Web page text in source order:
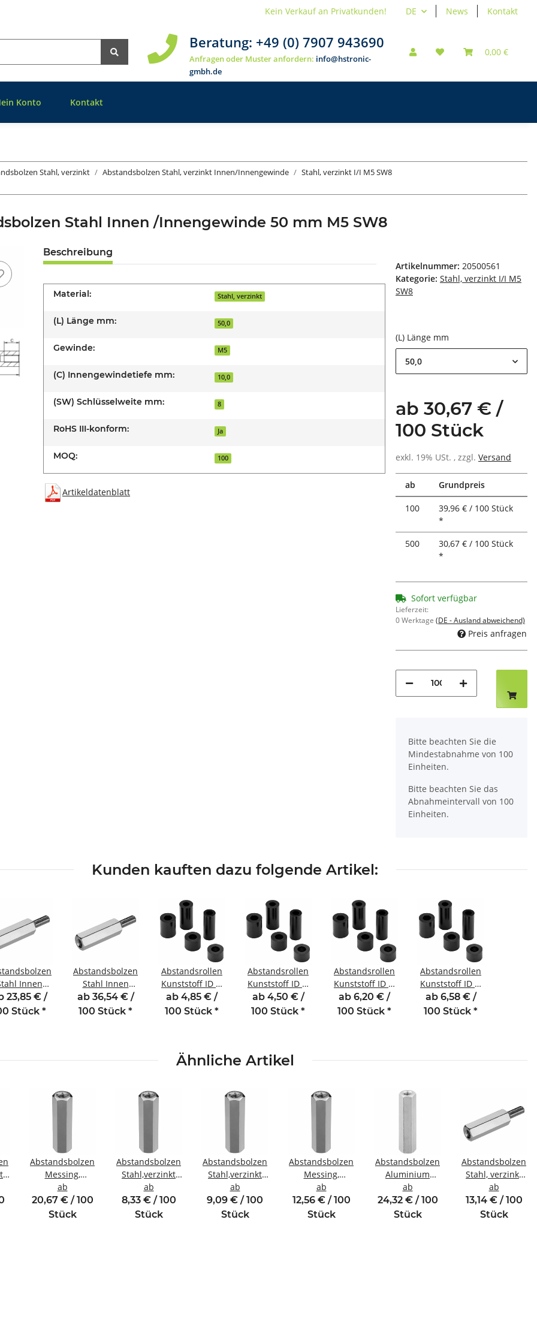
DE News Kontakt
Kein Verkauf an Privatkunden!
Beratung: +49 (0) 7907 943690
Anfragen oder Muster anfordern: info@hstronic-
gmbh.de
0,00 €
Konto Kontakt
Stahl, verzinkt Abstandsbolzen Stahl, verzinkt Innen/Innengewinde
Stahl, verzinkt I/I M5 SW8
Stahl Innen /Innengewinde 50 mm M5 SW8
Beschreibung
Material: Stahl, verzinkt
(L) Länge mm: 50,0
Gewinde: M5
(C) Innengewindetiefe mm: 10,0
(SW) Schlüsselweite mm: 8
RoHS III-konform: Ja
MOQ: 100
Artikeldatenblatt
Artikelnummer: 20500561
Kategorie: Stahl, verzinkt I/I M5
SW8
(L) Länge mm
50,0
ab 30,67 € /
100 Stück
exkl. 19% USt. , zzgl. Versand
ab Grundpreis
100
39,96 € / 100 Stück
*
500
30,67 € / 100 Stück
*
Sofort verfügbar
Lieferzeit:
0 Werktage (DE - Ausland abweichend)
Preis anfragen
Bitte beachten Sie die
Mindestabnahme von 100
Einheiten.
Bitte beachten Sie das
Abnahmeintervall von 100
Einheiten.
Kunden kauften dazu folgende Artikel:
Innen
mm M5 SW8
23,85 € /
Stück *
Abstandsbolzen
Stahl Innen
/Außengewinde
50 mm M5 SW8
ab 36,54 € /
100 Stück *
Abstandsrollen
Kunststoff ID Ø
6,2 mm für
Gewinde M6
ab 4,85 € /
100 Stück *
Abstandsrollen
Kunststoff ID Ø
6,2 mm für
Gewinde M6
ab 4,50 € /
100 Stück *
Abstandsrollen
Kunststoff ID Ø
6,2 mm für
Gewinde M6
ab 6,20 € /
100 Stück *
Abstandsrollen
Kunststoff ID Ø
6,2 mm für
Gewinde M6
ab 6,58 € /
100 Stück *
Ähnliche Artikel
Abstandsbolzen
Messing,
vernickelt
Innen/Innengewinde
M5 SW8
ab
20,67 € / 100
Stück
Abstandsbolzen
Stahl,verzinkt
Innen/Innengewinde
M3 SW6
ab
8,33 € / 100
Stück
Abstandsbolzen
Stahl,verzinkt
Innen/Innengewinde
M4 SW7
ab
9,09 € / 100
Stück
Abstandsbolzen
Messing,
vernickelt
Innen/Innengewinde
M4 SW7
ab
12,56 € / 100
Stück
Abstandsbolzen
Aluminium
Innen/Innengewinde
M5 SW8
ab
24,32 € / 100
Stück
Abstandsbolzen
Stahl, verzinkt
Innen/
M4 SW8
ab
13,14 € / 100
Stück